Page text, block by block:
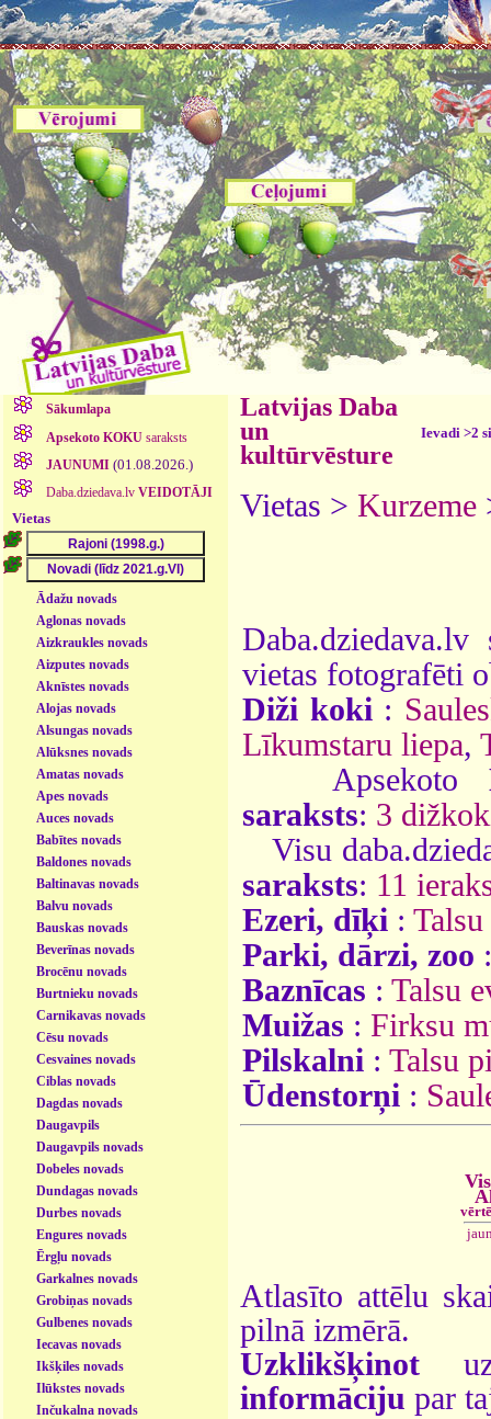
Sākumlapa
Apsekoto KOKUsaraksts
JAUNUMI (01.08.2026.)
Daba.dziedava.lv VEIDOTĀJI
Vietas
Ādažu novads
Aglonas novads
Aizkraukles novads
Aizputes novads
Aknīstes novads
Alojas novads
Alsungas novads
Alūksnes novads
Amatas novads
Apes novads
Auces novads
Babītes novads
Baldones novads
Baltinavas novads
Balvu novads
Bauskas novads
Beverīnas novads
Brocēnu novads
Burtnieku novads
Carnikavas novads
Cēsu novads
Cesvaines novads
Ciblas novads
Dagdas novads
Daugavpils
Daugavpils novads
Dobeles novads
Dundagas novads
Durbes novads
Engures novads
Ērgļu novads
Garkalnes novads
Grobiņas novads
Gulbenes novads
Iecavas novads
Ikšķiles novads
Ilūkstes novads
Inčukalna novads
Latvijas Daba
un
kultūrvēsture
Ievadi >2
Vietas > Kurzeme
vietas fotografēti
Diži koki :
Līkumstaru liepa,
Apsekoto
saraksts: 3
Visu
saraksts: 11
Ezeri, dīķi : Talsu
Parki, dārzi, zoo
Baznīcas : Talsu
Muižas : Firksu
Pilskalni : Talsu
Ūdenstorņi :
Atlasīto attēlu
pilnā izmērā.
Uzklikšķinot
informāciju par